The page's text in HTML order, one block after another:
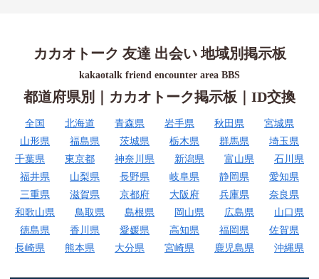
カカオトーク 友達 出会い 地域別掲示板
kakaotalk friend encounter area BBS
都道府県別｜カカオトーク掲示板｜ID交換
全国 北海道 青森県 岩手県 秋田県
宮城県
山形県
福島県 茨城県 栃木県 群馬県
埼玉県
千葉県
東京都 神奈川県 新潟県 富山県
石川県
福井県
山梨県 長野県 岐阜県 静岡県
愛知県
三重県
滋賀県 京都府 大阪府 兵庫県
奈良県
和歌山県
鳥取県 島根県 岡山県 広島県
山口県
徳島県
香川県 愛媛県 高知県 福岡県
佐賀県
長崎県
熊本県 大分県 宮崎県 鹿児島県 沖縄県